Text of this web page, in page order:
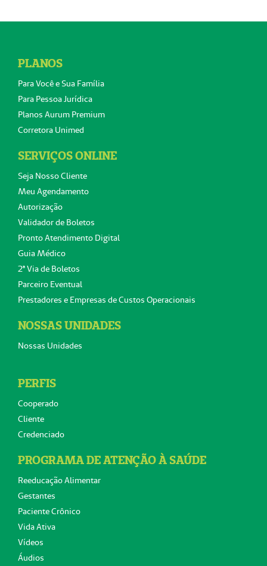
PLANOS
Para Você e Sua Família
Para Pessoa Jurídica
Planos Aurum Premium
Corretora Unimed
SERVIÇOS ONLINE
Seja Nosso Cliente
Meu Agendamento
Autorização
Validador de Boletos
Pronto Atendimento Digital
Guia Médico
2ª Via de Boletos
Parceiro Eventual
Prestadores e Empresas de Custos Operacionais
NOSSAS UNIDADES
Nossas Unidades
PERFIS
Cooperado
Cliente
Credenciado
PROGRAMA DE ATENÇÃO À SAÚDE
Reeducação Alimentar
Gestantes
Paciente Crônico
Vida Ativa
Vídeos
Áudios